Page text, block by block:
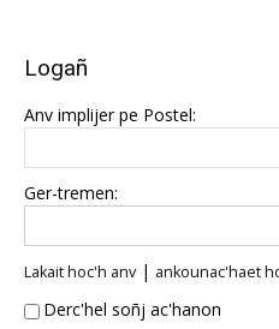
Logañ
Anv implijer pe Postel:
Ger-tremen:
Lakait hoc'h anv| ankounac'haet
Derc'hel soñj ac'hanon